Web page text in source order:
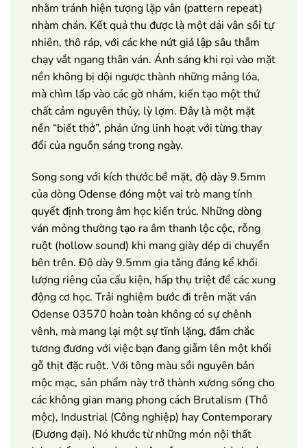
nhằm tránh hiện tượng lặp vân (pattern repeat)
nhàm chán. Kết quả thu được là một dải vân sồi tự
nhiên, thô ráp, với các khe nứt giả lập sâu thẳm
chạy vắt ngang thân ván. Ánh sáng khi rọi vào mặt
nền không bị dội ngược thành những mảng lóa,
mà chìm lấp vào các gờ nhám, kiến tạo một thứ
chất cảm nguyên thủy, lỳ lợm. Đây là một mặt
nền “biết thở”, phản ứng linh hoạt với từng thay
đổi của nguồn sáng trong ngày.
Song song với kích thước bề mặt, độ dày 9.5mm
của dòng Odense đóng một vai trò mang tính
quyết định trong âm học kiến trúc. Những dòng
ván mỏng thường tạo ra âm thanh lộc cộc, rỗng
ruột (hollow sound) khi mang giày dép di chuyển
bên trên. Độ dày 9.5mm gia tăng đáng kể khối
lượng riêng của cấu kiện, hấp thụ triệt để các xung
động cơ học. Trải nghiệm bước đi trên mặt ván
Odense 03570 hoàn toàn không có sự chênh
vênh, mà mang lại một sự tĩnh lặng, đầm chắc
tương đương với việc bạn đang giẫm lên một khối
gỗ thịt đặc ruột. Với tông màu sồi nguyên bản
mộc mạc, sản phẩm này trở thành xương sống cho
các không gian mang phong cách Brutalism (Thô
mộc), Industrial (Công nghiệp) hay Contemporary
(Đương đại). Nó khước từ những món nội thất